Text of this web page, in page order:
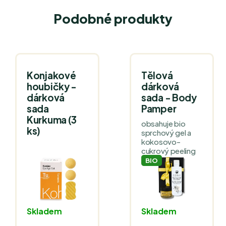
Podobné produkty
Konjakové
houbičky -
dárková
sada
Kurkuma (3
ks)
Skladem
Tělová
dárková
sada - Body
Pamper
obsahuje bio
sprchový gel a
kokosovo-
cukrový peeling
BIO
Skladem